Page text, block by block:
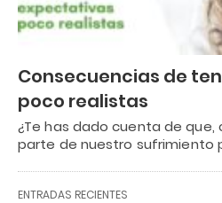
Consecuencias de
poco realistas
¿Te has dado cuenta de que,
parte de nuestro sufrimiento
ENTRADAS RECIENTES